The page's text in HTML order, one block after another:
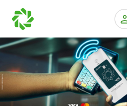
للأفراد
للشركات
الخدمات المالية الخاصة